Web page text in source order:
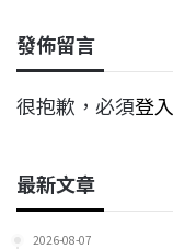
發佈留言
很抱歉，必須登入
最新文章
2026-08-07